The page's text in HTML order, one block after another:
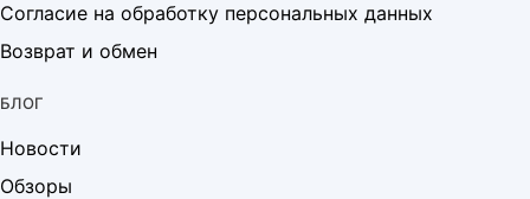
Согласие на обработку персональных данных
Возврат и обмен
БЛОГ
Новости
Обзоры